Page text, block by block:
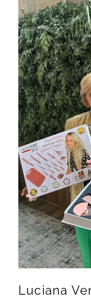
Luciana